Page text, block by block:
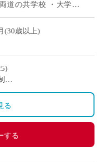
道の共学校 ・大学や
(30歳以上)
円/月、非世帯主9,000円/
円/月、その他14,500円/月
、労災保険
る
する